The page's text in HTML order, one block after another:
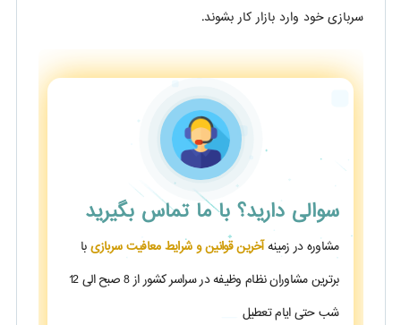
سربازی خود وارد بازار کار بشوند.
سوالی دارید؟ با ما تماس بگیرید
مشاوره در زمینهآخرین قوانین و شرایط معافیت سربازیبا
برترین مشاوران نظام وظیفه در سراسر کشور از 8 صبح الی 12
شب حتی ایام تعطیل